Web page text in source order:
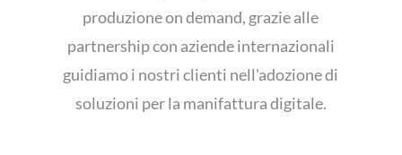
produzione on demand, grazie alle
partnership con aziende internazionali
guidiamo i nostri clienti nell'adozione di
soluzioni per la manifattura digitale.